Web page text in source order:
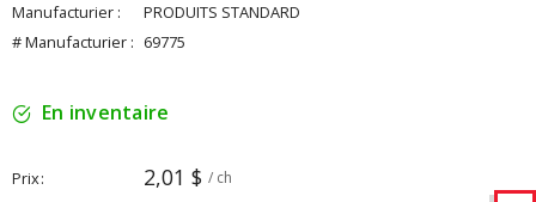
Manufacturier :
PRODUITS STANDARD
# Manufacturier : 69775
En inventaire
Prix 2,01 $ / ch